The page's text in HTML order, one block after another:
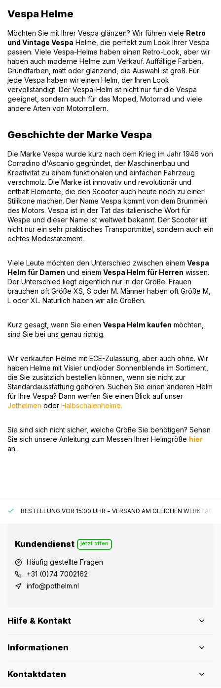
Vespa Helme
Möchten Sie mit Ihrer Vespa glänzen? Wir führen viele Retro
und Vintage Vespa Helme, die perfekt zum Look Ihrer Vespa
passen. Viele Vespa-Helme haben einen Retro-Look, aber wir
haben auch moderne Helme zum Verkauf. Auffällige Farben,
Grundfarben, matt oder glänzend, die Auswahl ist groß. Für
jede Vespa haben wir einen Helm, der Ihren Look
vervollständigt. Der Vespa-Helm ist nicht nur für die Vespa
geeignet, sondern auch für das Moped, Motorrad und viele
andere Arten von Motorrollern.
Geschichte der Marke Vespa
Die Marke Vespa wurde kurz nach dem Krieg im Jahr 1946 von
Corradino d'Ascanio gegründet, der Maschinenbau und
Kreativität zu einem funktionalen und einfachen Fahrzeug
verschmolz. Die Marke ist innovativ und revolutionär und
enthält Elemente, die den Scooter auch heute noch zu einer
Stilikone machen. Der Name Vespa kommt von dem Brummen
des Motors. Vespa ist in der Tat das italienische Wort für
Wespe und dieser Name ist weltweit bekannt. Der Scooter ist
nicht nur ein sehr praktisches Transportmittel, sondern auch ein
echtes Modestatement.
Viele Leute möchten den Unterschied zwischen einem Vespa
Helm für Damen und einem Vespa Helm für Herren wissen.
Der Unterschied liegt eigentlich nur in der Größe. Frauen
brauchen oft Größe XS, S oder M. Männer haben oft Größe M,
L oder XL. Natürlich haben wir alle Größen.
Kurz gesagt, wenn Sie einen Vespa Helm kaufen möchten,
sind Sie bei uns genau richtig.
Wir verkaufen Helme mit ECE-Zulassung, aber auch ohne. Wir
haben Helme mit Visier und/oder Sonnenblende im Sortiment,
die Sie zusätzlich bestellen können, wenn sie nicht zur
Standardausstattung gehören. Suchen Sie einen anderen Helm
für Ihre Vespa? Dann werfen Sie einen Blick auf unser
Jethelmen oder Halbschalenhelme.
Sie sind sich nicht sicher, welche Größe Sie benötigen? Sehen
Sie sich unsere Anleitung zum Messen Ihrer Helmgröße hier
an.
BESTELLUNG VOR 15:00 UHR = VERSAND AM GLEICHEN WERKTAG*
Kundendienst jetzt offen
Häufig gestellte Fragen
+31 (0)74 7002162
info@pothelm.nl
Hilfe & Kontakt
Informationen
Kontaktdaten